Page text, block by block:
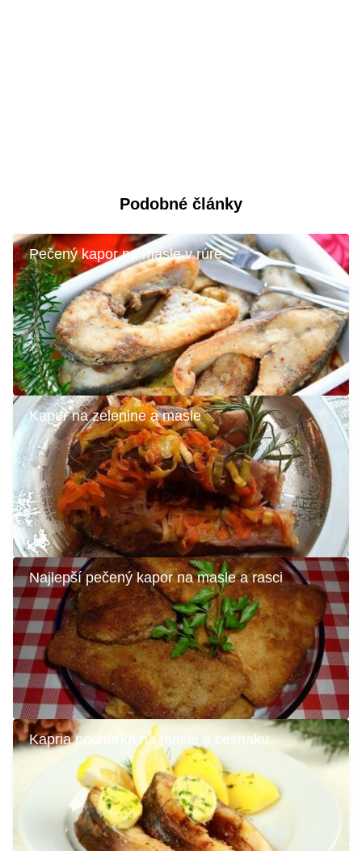
Podobné články
Pečený kapor na masle v rúre
Kapor na zelenine a masle
Najlepší pečený kapor na masle a rasci
Kapria pochúťka na masle a cesnaku